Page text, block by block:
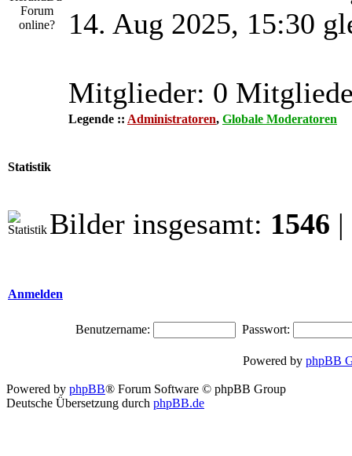
14. Aug 2025, 15:30
Mitglieder: 0
Legende :: Administratoren, Globale Moderatoren
Statistik
Bilder insgesamt: 1546
Anmelden
Benutzername: Passwort:
Powered by phpBB
Powered by phpBB® Forum Software © phpBB Group
Deutsche Übersetzung durch phpBB.de